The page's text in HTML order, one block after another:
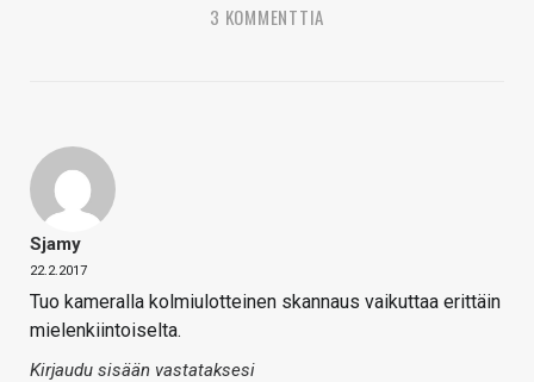
3 KOMMENTTIA
Sjamy
22.2.2017
Tuo kameralla kolmiulotteinen skannaus vaikuttaa erittäin
mielenkiintoiselta.
Kirjaudu sisään vastataksesi